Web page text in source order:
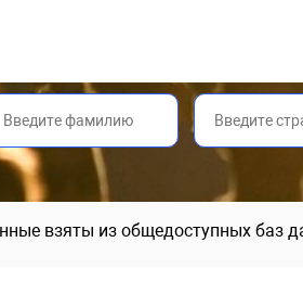
взяты из общедоступных баз